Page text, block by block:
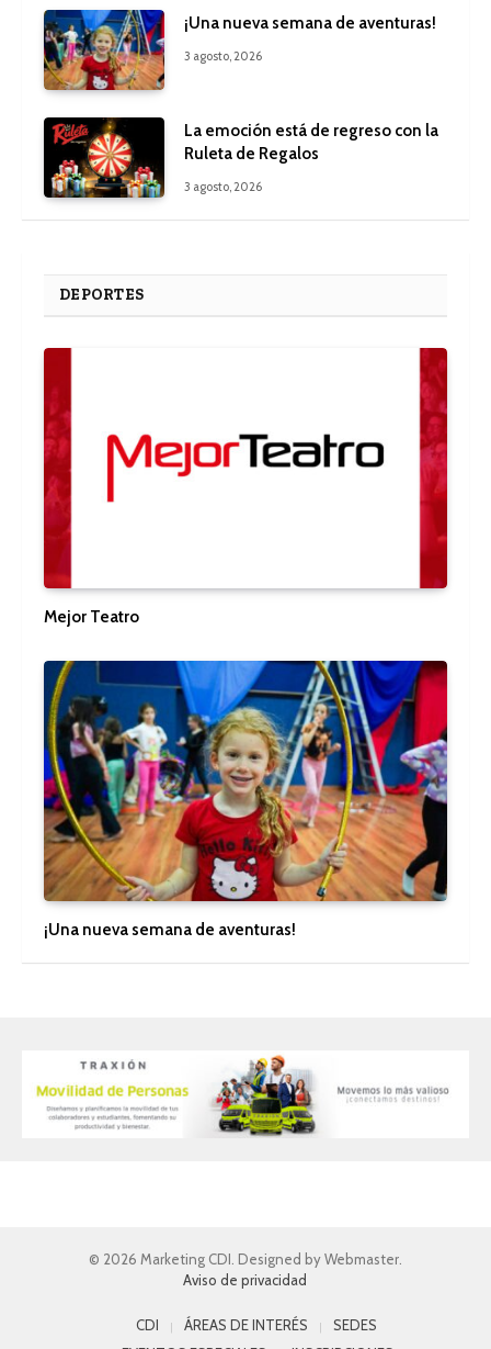
¡Una nueva semana de aventuras!
3 agosto, 2026
La emoción está de regreso con la
Ruleta de Regalos
3 agosto, 2026
DEPORTES
Mejor Teatro
¡Una nueva semana de aventuras!
© 2026 Marketing CDI. Designed by Webmaster.
Aviso de privacidad
CDI ÁREAS DE INTERÉS
SEDES